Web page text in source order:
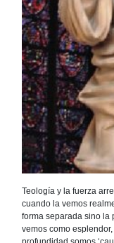
Teología y la fuerza
cuando la vemos
forma separada sino la
vemos como